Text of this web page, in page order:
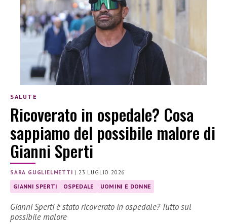
SALUTE
Ricoverato in ospedale? Cosa
sappiamo del possibile malore di
Gianni Sperti
SARA GUGLIELMETTI |23 LUGLIO 2026
GIANNI SPERTI OSPEDALE UOMINI E DONNE
Gianni Sperti è stato ricoverato in ospedale? Tutto sul
possibile malore